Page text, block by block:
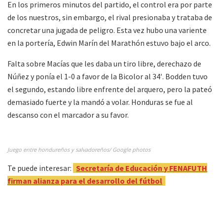
En los primeros minutos del partido, el control era por parte
de los nuestros, sin embargo, el rival presionaba y trataba de
concretar una jugada de peligro. Esta vez hubo una variente
en la portería, Edwin Marín del Marathón estuvo bajo el arco.
Falta sobre Macías que les daba un tiro libre, derechazo de
Núñez y ponía el 1-0 a favor de la Bicolor al 34′. Bodden tuvo
el segundo, estando libre enfrente del arquero, pero la pateó
demasiado fuerte y la mandó a volar. Honduras se fue al
descanso con el marcador a su favor.
Juego entre hondureños y salvadoreños/ Google photos
Te puede interesar: Secretaría de Educación y FENAFUTH
firman alianza para el desarrollo del fútbol